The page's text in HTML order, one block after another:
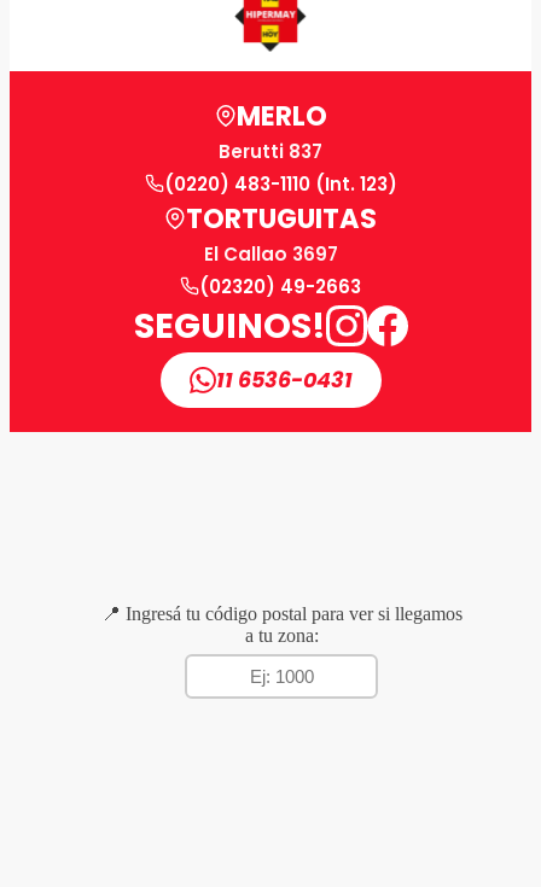
MERLO
Berutti 837
(0220) 483-1110 (Int. 123)
TORTUGUITAS
El Callao 3697
(02320) 49-2663
SEGUINOS!
11 6536-0431
📍 Ingresá tu código postal para ver si llegamos
a tu zona: